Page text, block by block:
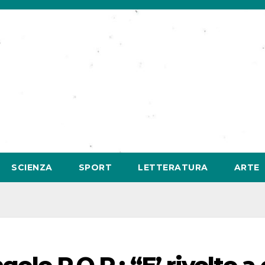
SCIENZA SPORT LETTERATURA ARTE